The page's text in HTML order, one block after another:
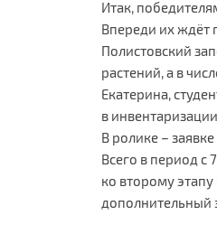
Итак,
Впереди их ждёт
Полистовский
растений, а в
Екатерина,
в
В ролике –
Всего в период
ко второму
дополнительный